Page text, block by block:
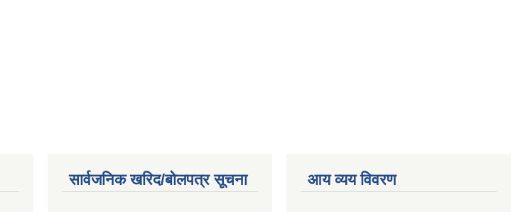
सार्वजनिक खरिद/बोलपत्र सूचना आय व्यय विवरण